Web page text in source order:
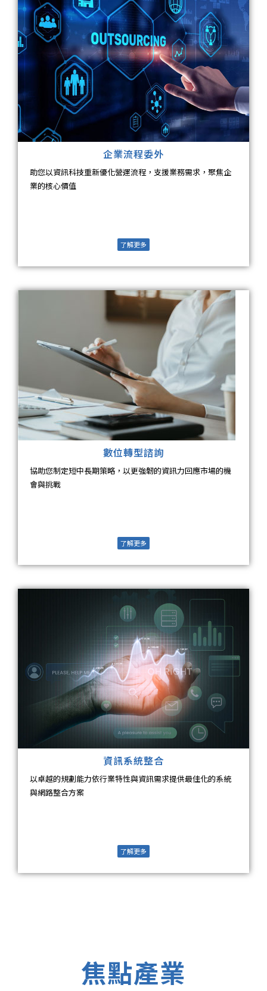
企業流程委外
助您以資訊科技重新優化營運流程，支援業務需求，聚焦企
業的核心價值
了解更多
數位轉型諮詢
協助您制定短中長期策略，以更強韌的資訊力回應市場的機
會與挑戰
了解更多
資訊系統整合
以卓越的規劃能力依行業特性與資訊需求提供最佳化的系統
與網路整合方案
了解更多
焦點產業